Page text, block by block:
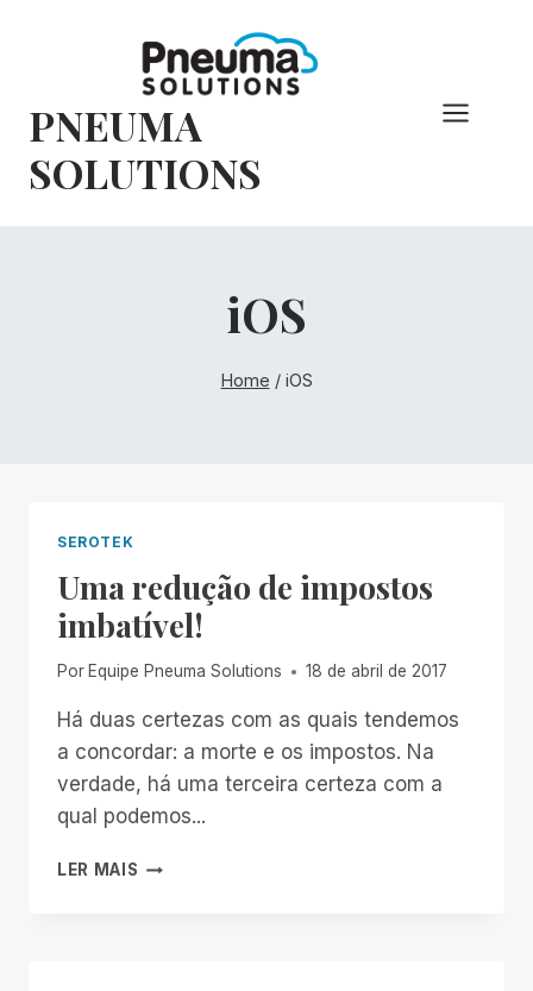
conteúdo
PNEUMA
SOLUTIONS
iOS
Home / iOS
SEROTEK
Uma redução de impostos
imbatível!
Por Equipe Pneuma Solutions 18 de abril de 2017
Há duas certezas com as quais tendemos
a concordar: a morte e os impostos. Na
verdade, há uma terceira certeza com a
qual podemos...
LER MAIS UMA